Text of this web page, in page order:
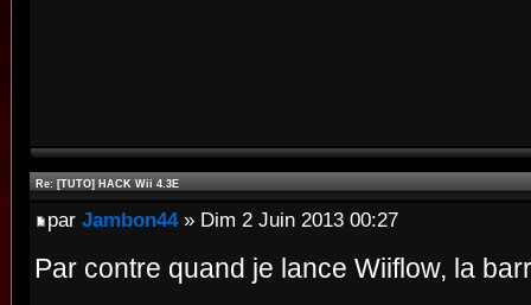
Re: [TUTO] HACK Wii 4.3E
par Jambon44» Dim 2 Juin 2013 00:27
Par contre quand je lance Wiiflow, la